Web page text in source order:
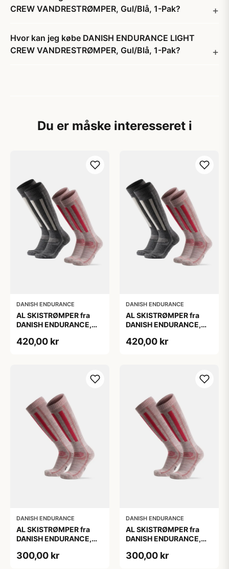
CREW VANDRESTRØMPER, Gul/Blå, 1-Pak?
Hvor kan jeg købe DANISH ENDURANCE LIGHT
CREW VANDRESTRØMPER, Gul/Blå, 1-Pak?
Du er måske interesseret i
DANISH ENDURANCE
AL SKISTRØMPER fra
DANISH ENDURANCE,
420,00 kr
DANISH ENDURANCE
AL SKISTRØMPER fra
DANISH ENDURANCE,
420,00 kr
DANISH ENDURANCE
AL SKISTRØMPER fra
DANISH ENDURANCE,
300,00 kr
DANISH ENDURANCE
AL SKISTRØMPER fra
DANISH ENDURANCE,
300,00 kr